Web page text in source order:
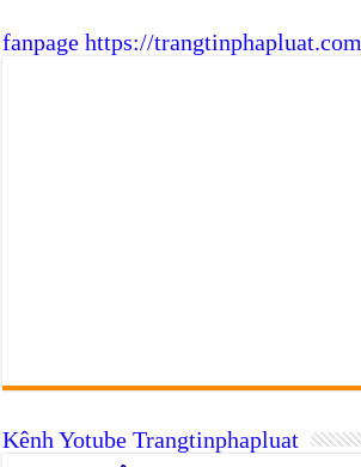
fanpage https://trangtinphapluat.com
Kênh Yotube Trangtinphapluat